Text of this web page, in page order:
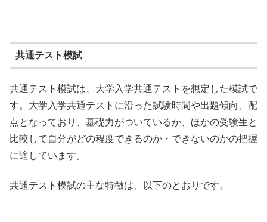
共通テスト模試
共通テスト模試は、大学入学共通テストを想定した模試で
す。大学入学共通テストに沿った試験時間や出題傾向、配
点となっており、基礎力がついているか、ほかの受験生と
比較して自分がどの程度できるのか・できないのかの把握
に適しています。
共通テスト模試の主な特徴は、以下のとおりです。